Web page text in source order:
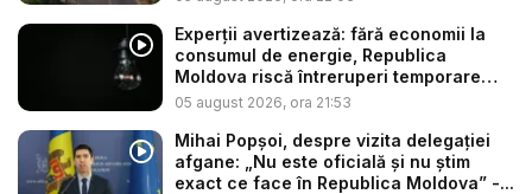
Experții avertizează: fără economii la
consumul de energie, Republica
Moldova riscă întreruperi temporare
de...
05 august 2026, ora 21:53
Mihai Popșoi, despre vizita delegației
afgane: „Nu este oficială și nu știm
exact ce face în Republica Moldova” -...